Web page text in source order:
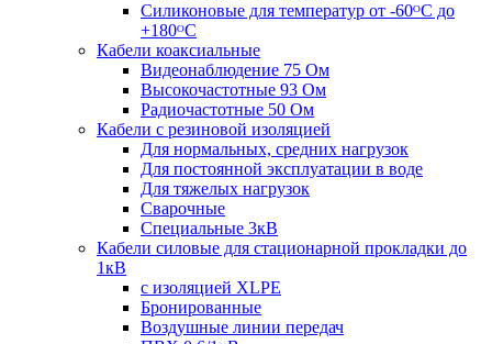
Силиконовые для температур от -60ᴼC до
+180ᴼС
Кабели коаксиальные
Видеонаблюдение 75 Ом
Высокочастотные 93 Ом
Радиочастотные 50 Ом
Кабели с резиновой изоляцией
Для нормальных, средних нагрузок
Для постоянной эксплуатации в воде
Для тяжелых нагрузок
Сварочные
Специальные 3кВ
Кабели силовые для стационарной прокладки до
1кВ
c изоляцией XLPE
Бронированные
Воздушные линии передач